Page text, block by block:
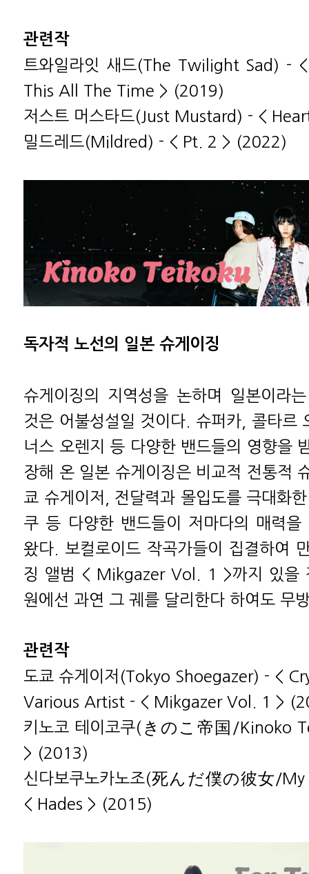
관련작
트와일라잇 새드(The Twilight Sad) -
This All The Time > (2019)
저스트 머스타드(Just Mustard) - <
밀드레드(Mildred) - < Pt. 2 > (2022)
독자적 노선의 일본 슈게이징
슈게이징의 지역성을 논하며 일본이라
것은 어불성설일 것이다. 슈퍼카, 콜타르
너스 오렌지 등 다양한 밴드들의 영향을
장해 온 일본 슈게이징은 비교적 전통적
쿄 슈게이저, 전달력과 몰입도를 극대화
쿠 등 다양한 밴드들이 저마다의 매력을
왔다. 보컬로이드 작곡가들이 집결하여
징 앨범 < Mikgazer Vol. 1 >까지 있을
원에선 과연 그 궤를 달리한다 하여도 무
관련작
도쿄 슈게이저(Tokyo Shoegazer) - <
Various Artist - < Mikgazer Vol. 1 >
키노코 테이코쿠(きのこ帝国/Kinoko
> (2013)
신다보쿠노카노조(死んだ僕の彼女/
< Hades > (2015)